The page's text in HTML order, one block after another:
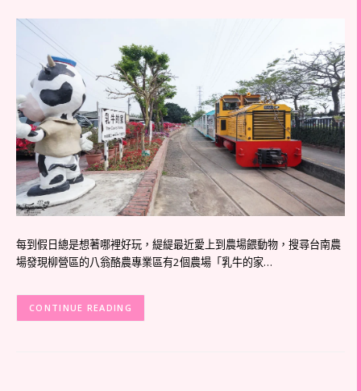
每到假日總是想著哪裡好玩，緹緹最近愛上到農場餵動物，搜尋台南農
場發現柳營區的八翁酪農專業區有2個農場「乳牛的家…
CONTINUE READING